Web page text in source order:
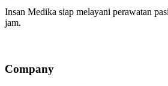
Insan Medika siap melayani perawatan
jam.
Company